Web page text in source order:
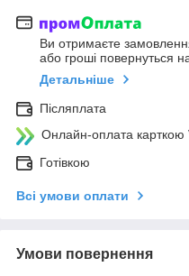
Ви отримаєте
або гроші повернуться
Детальніше
Післяплата
Онлайн-оплата
Готівкою
Всі умови оплати
Умови повернення